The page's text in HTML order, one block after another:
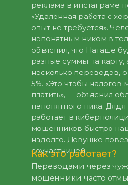
реклама в инстаграме
«Удаленная работа с
опыт не требуется».
непонятным ником в
объяснил, что Наташе
разные суммы на карту,
несколько переводов,
5%. «Это чтобы налогов
платить», — объяснил
непонятного ника.
работает в
мошенников быстро
надолго. Девушке
соучастницей.
Как это работает?
Переводами через
мошенники часто